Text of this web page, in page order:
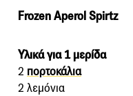
Frozen Aperol Spirtz
Υλικά για 1 μερίδα
2 πορτοκάλια
2 λεμόνια